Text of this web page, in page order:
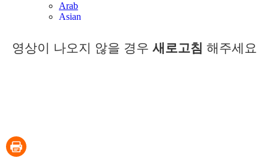
영상이 나오지 않을 경우 새로고침 해주세요